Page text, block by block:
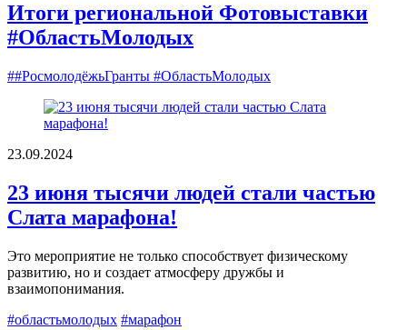
Итоги региональной Фотовыставки
#ОбластьМолодых
##РосмолодёжьГранты #ОбластьМолодых
23.09.2024
23 июня тысячи людей стали частью
Слата марафона!
Это мероприятие не только способствует физическому
развитию, но и создает атмосферу дружбы и
взаимопонимания.
#областьмолодых #марафон